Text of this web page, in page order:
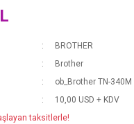
BROTHER
Brother
ob_Brother TN-
10,00 USD + KDV
taksitlerle!